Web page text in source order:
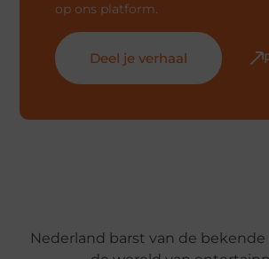
op ons platform.
Deel je verhaal
Nederland barst van de